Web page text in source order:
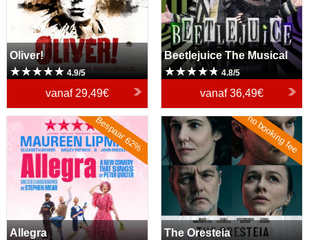
Oliver!
4.9/5
vanaf 29,49€
Beetlejuice The Musical
4.8/5
vanaf36,49€
Bespaar 62%
Allegra
The Oresteia no booking fee
The Oresteia